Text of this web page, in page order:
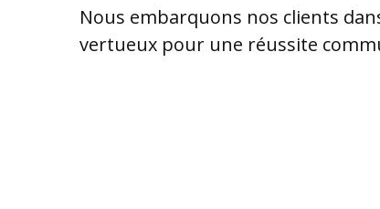
Nous embarquons nos clients
vertueux pour une réussite